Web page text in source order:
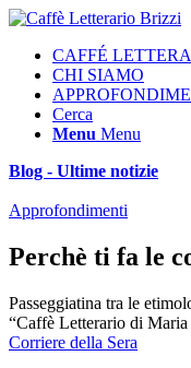
CAFFÉ
CHI SIAMO
Cerca
Menu Menu
Blog - Ultime notizie
Approfondimenti
Perchè ti fa le
Passeggiatina tra le
“Caffè Letterario di
Corriere della Sera